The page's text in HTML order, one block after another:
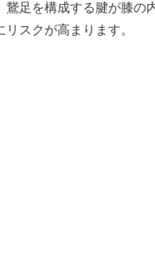
鵞足を構成する腱が膝の
リスクが高まります。